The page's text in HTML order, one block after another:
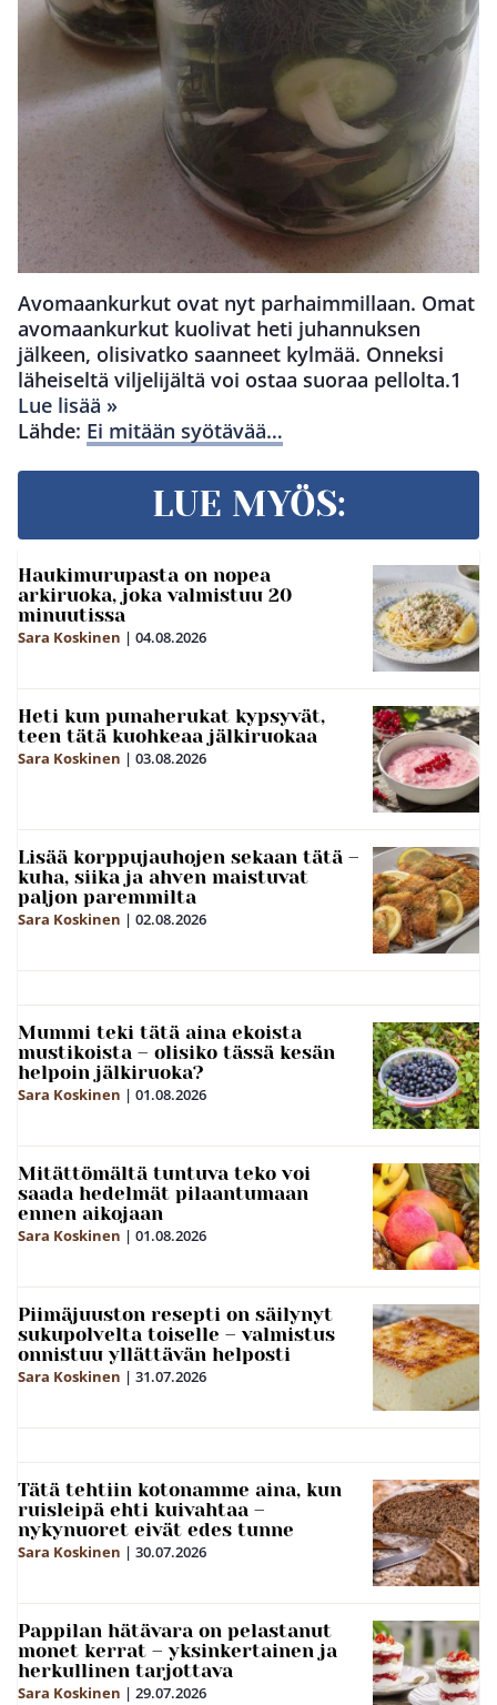
Avomaankurkut ovat nyt parhaimmillaan. Omat
avomaankurkut kuolivat heti juhannuksen
jälkeen, olisivatko saanneet kylmää. Onneksi
läheiseltä viljelijältä voi ostaa suoraa pellolta.1
Lue lisää »
Lähde: Ei mitään syötävää…
LUE MYÖS:
Haukimurupasta on nopea
arkiruoka, joka valmistuu 20
minuutissa
Sara Koskinen | 04.08.2026
Heti kun punaherukat kypsyvät,
teen tätä kuohkeaa jälkiruokaa
Sara Koskinen | 03.08.2026
Lisää korppujauhojen sekaan tätä –
kuha, siika ja ahven maistuvat
paljon paremmilta
Sara Koskinen | 02.08.2026
Mummi teki tätä aina ekoista
mustikoista – olisiko tässä kesän
helpoin jälkiruoka?
Sara Koskinen | 01.08.2026
Mitättömältä tuntuva teko voi
saada hedelmät pilaantumaan
ennen aikojaan
Sara Koskinen | 01.08.2026
Piimäjuuston resepti on säilynyt
sukupolvelta toiselle – valmistus
onnistuu yllättävän helposti
Sara Koskinen | 31.07.2026
Tätä tehtiin kotonamme aina, kun
ruisleipä ehti kuivahtaa –
nykynuoret eivät edes tunne
Sara Koskinen | 30.07.2026
Pappilan hätävara on pelastanut
monet kerrat – yksinkertainen ja
herkullinen tarjottava
Sara Koskinen | 29.07.2026